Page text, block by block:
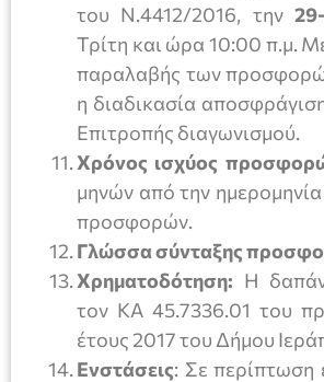
του Ν.4412/2016, την
Τρίτη και ώρα 10:00 π.μ.
παραλαβής των
η διαδικασία
Επιτροπής διαγωνισμού.
Χρόνος ισχύος
μηνών από την
προσφορών.
Γλώσσα σύνταξης
Χρηματοδότηση: Η
τον ΚΑ 45.7336.01 του
έτους 2017 του Δήμου
Ενστάσεις: Σε περίπτωση